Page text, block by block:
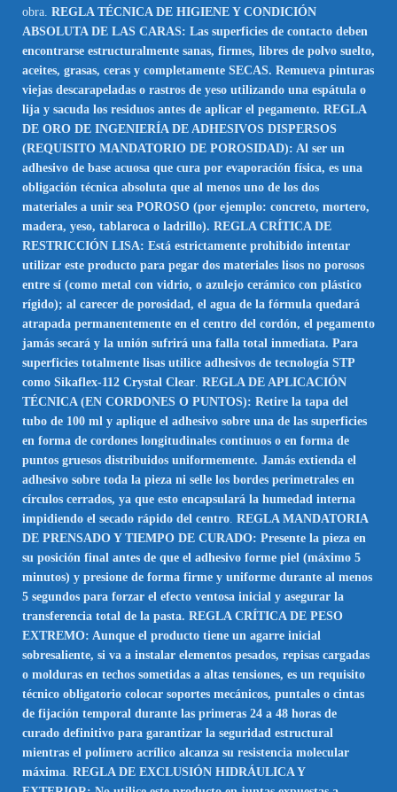
obra. REGLA TÉCNICA DE HIGIENE Y CONDICIÓN
ABSOLUTA DE LAS CARAS: Las superficies de contacto deben
encontrarse estructuralmente sanas, firmes, libres de polvo suelto,
aceites, grasas, ceras y completamente SECAS. Remueva pinturas
viejas descarapeladas o rastros de yeso utilizando una espátula o
lija y sacuda los residuos antes de aplicar el pegamento. REGLA
DE ORO DE INGENIERÍA DE ADHESIVOS DISPERSOS
(REQUISITO MANDATORIO DE POROSIDAD): Al ser un
adhesivo de base acuosa que cura por evaporación física, es una
obligación técnica absoluta que al menos uno de los dos
materiales a unir sea POROSO (por ejemplo: concreto, mortero,
madera, yeso, tablaroca o ladrillo). REGLA CRÍTICA DE
RESTRICCIÓN LISA: Está estrictamente prohibido intentar
utilizar este producto para pegar dos materiales lisos no porosos
entre sí (como metal con vidrio, o azulejo cerámico con plástico
rígido); al carecer de porosidad, el agua de la fórmula quedará
atrapada permanentemente en el centro del cordón, el pegamento
jamás secará y la unión sufrirá una falla total inmediata. Para
superficies totalmente lisas utilice adhesivos de tecnología STP
como Sikaflex-112 Crystal Clear REGLA DE APLICACIÓN
TÉCNICA (EN CORDONES O PUNTOS): Retire la tapa del
tubo de 100 ml y aplique el adhesivo sobre una de las superficies
en forma de cordones longitudinales continuos o en forma de
puntos gruesos distribuidos uniformemente. Jamás extienda el
adhesivo sobre toda la pieza ni selle los bordes perimetrales en
círculos cerrados, ya que esto encapsulará la humedad interna
impidiendo el secado rápido del centro REGLA MANDATORIA
DE PRENSADO Y TIEMPO DE CURADO: Presente la pieza en
su posición final antes de que el adhesivo forme piel (máximo 5
minutos) y presione de forma firme y uniforme durante al menos
5 segundos para forzar el efecto ventosa inicial y asegurar la
transferencia total de la pasta. REGLA CRÍTICA DE PESO
EXTREMO: Aunque el producto tiene un agarre inicial
sobresaliente, si va a instalar elementos pesados, repisas cargadas
o molduras en techos sometidas a altas tensiones, es un requisito
técnico obligatorio colocar soportes mecánicos, puntales o cintas
de fijación temporal durante las primeras 24 a 48 horas de
curado definitivo para garantizar la seguridad estructural
mientras el polímero acrílico alcanza su resistencia molecular
máxima REGLA DE EXCLUSIÓN HIDRÁULICA Y